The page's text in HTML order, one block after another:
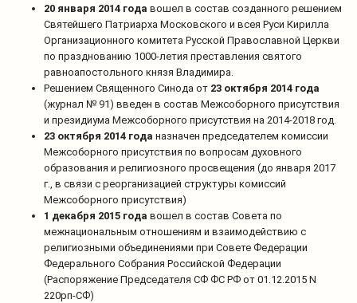
20 января 2014 года вошел в состав созданного решением
Святейшего Патриарха Московского и всея Руси Кирилла
Организационного комитета Русской Православной Церкви
по празднованию 1000-летия преставления святого
равноапостольного князя Владимира.
Решением Священного Синода от 23 октября 2014 года
(журнал № 91) введен в состав Межсоборного присутствия
и президиума Межсоборного присутствия на 2014-2018 год.
23 октября 2014 года назначен председателем комиссии
Межсоборного присутствия по вопросам духовного
образования и религиозного просвещения (до января 2017
г., в связи с реорганизацией структуры комиссий
Межсоборного присутствия)
1 декабря 2015 года вошел в состав Совета по
межнациональным отношениям и взаимодействию с
религиозными объединениями при Совете Федерации
Федерального Собрания Российской Федерации
(Распоряжение Председателя СФ ФС РФ от 01.12.2015 N
220рп-СФ)